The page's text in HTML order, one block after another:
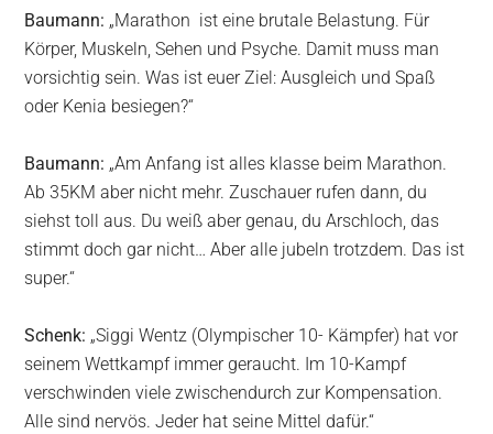
Baumann: „Marathon ist eine brutale Belastung. Für
Körper, Muskeln, Sehen und Psyche. Damit muss man
vorsichtig sein. Was ist euer Ziel: Ausgleich und Spaß
oder Kenia besiegen?“
Baumann: „Am Anfang ist alles klasse beim Marathon.
Ab 35KM aber nicht mehr. Zuschauer rufen dann, du
siehst toll aus. Du weiß aber genau, du Arschloch, das
stimmt doch gar nicht… Aber alle jubeln trotzdem. Das ist
super.“
Schenk: „Siggi Wentz (Olympischer 10- Kämpfer) hat vor
seinem Wettkampf immer geraucht. Im 10-Kampf
verschwinden viele zwischendurch zur Kompensation.
Alle sind nervös. Jeder hat seine Mittel dafür.“